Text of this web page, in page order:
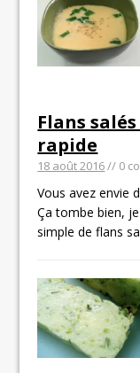
Flans
rapide
18 août 2016// 0
Vous avez envie
Ça tombe bien,
simple de flans